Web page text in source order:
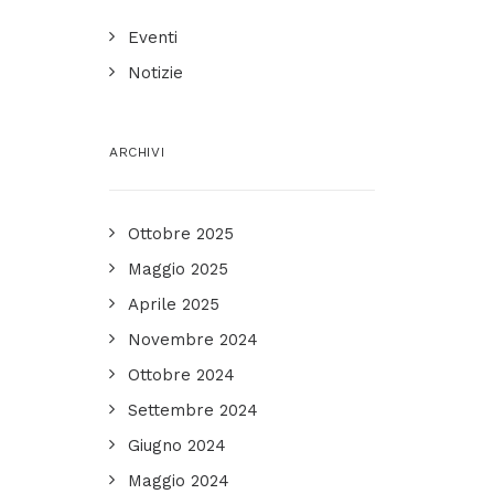
Eventi
Notizie
ARCHIVI
Ottobre 2025
Maggio 2025
Aprile 2025
Novembre 2024
Ottobre 2024
Settembre 2024
Giugno 2024
Maggio 2024